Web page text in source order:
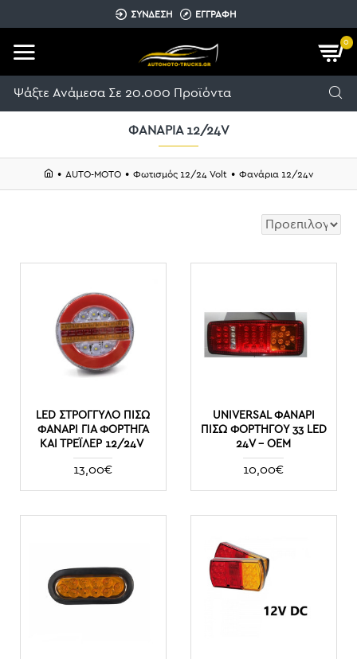
ΣΥΝΔΕΣΗ ΕΓΓΡΑΦΗ
0
AUTO-MOTO Φωτισμός 12/24 Volt Φανάρια 12/24v
ΦΑΝΆΡΙΑ 12/24V
LED ΣΤΡΟΓΓΥΛΌ ΠΊΣΩ
ΦΑΝΆΡΙ ΓΙΑ ΦΟΡΤΗΓΆ
ΚΑΙ ΤΡΈΙΛΕΡ 12/24V
13,00€
UNIVERSAL ΦΑΝΆΡΙ
ΠΊΣΩ ΦΟΡΤΗΓΟΎ 33 LED
24V - OEM
10,00€